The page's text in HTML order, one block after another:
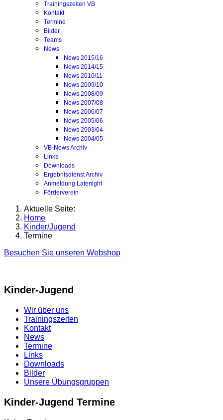
Trainingszeiten VB
Kontakt
Termine
Bilder
Teams
News
News 2015/16
News 2014/15
News 2010/11
News 2009/10
News 2008/09
News 2007/08
News 2006/07
News 2005/06
News 2003/04
News 2004/05
VB-News Archiv
Links
Downloads
Ergebnisdienst Archiv
Anmeldung Latenight
Förderverein
Aktuelle Seite:
Home
Kinder/Jugend
Termine
Besuchen Sie unseren Webshop
Kinder-Jugend
Wir über uns
Trainingszeiten
Kontakt
News
Termine
Links
Downloads
Bilder
Unsere Übungsgruppen
Kinder-Jugend Termine